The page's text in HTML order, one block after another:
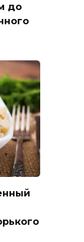
до